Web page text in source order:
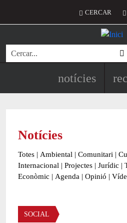
Menú del
CERCAR
Cerca
Navegació
notícies
Notícies
Totes | Ambiental | Comunitari |
Internacional | Projectes | Jurídic |
Econòmic | Agenda | Opinió |
Àmbit de la notícia
SOCIAL